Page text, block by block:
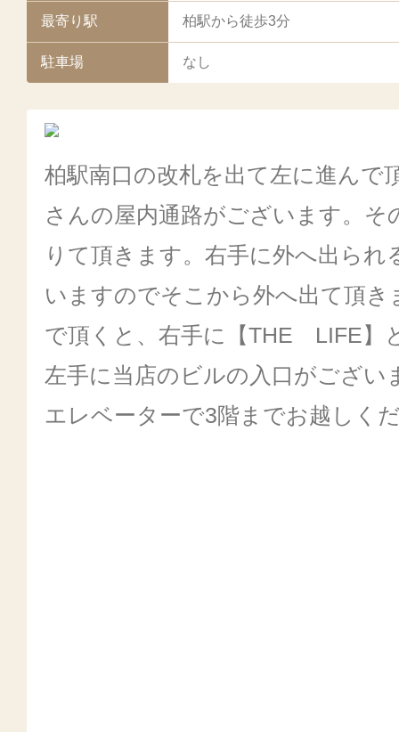
最寄り駅 柏駅から徒歩3分
駐車場 なし
柏駅南口の改札を出て左に進んで
さんの屋内通路がございます。そ
りて頂きます。右手に外へ出られ
いますのでそこから外へ出て頂き
で頂くと、右手に【THE LIFE】
左手に当店のビルの入口がござい
エレベーターで3階までお越しく